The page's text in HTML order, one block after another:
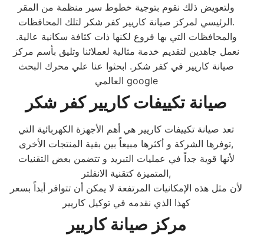
ولتعويض ذلك نقوم بتوجية خطوط سير منظمة من المقر
الرئيسي لمركز صيانة كاريير كفر شكر لتلك المحافظات.
والمحافظات التي بها فروع لكنها ذات كثافة سكانية عالية.
نعمل جاهدين لتقديم خدمة مثالية لعملائنا وتليق بأسم مركز
صيانة كاريير في كفر شكر. ابحثوا عنا علي محرك البحث
العالمي google
صيانة تكييفات كاريير كفر شكر
تعد صيانة تكييفات كاريير هي أهم الأجهزة الكهربائية التي
توفرها الشركة و أكثرها مبيعاً بين بقية المنتجات الأخرى,
لأنها قوية جداً في عمليات التبريد و تتضمن بعض التقنيات
المتميزة كتقنية الانفلتر,
لأن مثل هذه الإمكانيات المرتفعة لا يمكن أن تتوافر أبداً بسعر
كهذا الذي نقدمه في توكيل كاريير
مركز صيانة كاريير